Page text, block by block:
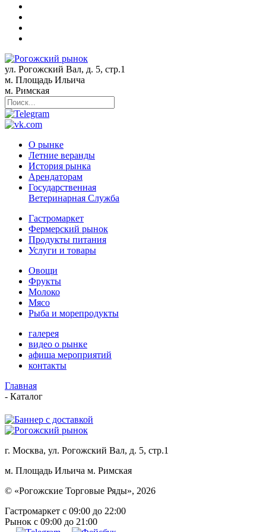
ул. Рогожский Вал, д. 5, стр.1
м. Площадь Ильича
м. Римская
О рынке
Летние веранды
История рынка
Арендаторам
Государственная
Ветеринарная Служба
Гастромаркет
Фермерский рынок
Продукты питания
Услуги и товары
Овощи
Фрукты
Молоко
Мясо
Рыба и морепродукты
галерея
видео о рынке
афиша мероприятий
контакты
Главная
- Каталог
г. Москва, ул. Рогожский Вал, д. 5, стр.1
м. Площадь Ильича м. Римская
© «Рогожские Торговые Ряды», 2026
Гастромаркет с 09:00 до 22:00
Рынок c 09:00 до 21:00